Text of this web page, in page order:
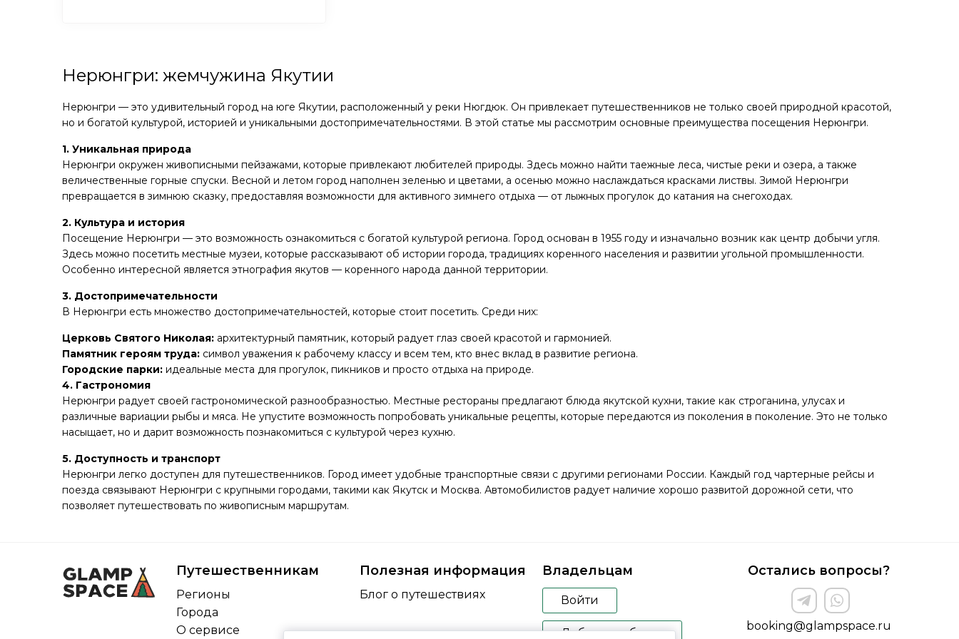
Нерюнгри: жемчужина Якутии
Нерюнгри — это удивительный город на юге Якутии, расположенный у реки Нюгдюк. Он привлекает путешественников не только своей природной красотой,
но и богатой культурой, историей и уникальными достопримечательностями. В этой статье мы рассмотрим основные преимущества посещения Нерюнгри.
1. Уникальная природа
Нерюнгри окружен живописными пейзажами, которые привлекают любителей природы. Здесь можно найти таежные леса, чистые реки и озера, а также
величественные горные спуски. Весной и летом город наполнен зеленью и цветами, а осенью можно наслаждаться красками листвы. Зимой Нерюнгри
превращается в зимнюю сказку, предоставляя возможности для активного зимнего отдыха — от лыжных прогулок до катания на снегоходах.
2. Культура и история
Посещение Нерюнгри — это возможность ознакомиться с богатой культурой региона. Город основан в 1955 году и изначально возник как центр добычи угля.
Здесь можно посетить местные музеи, которые рассказывают об истории города, традициях коренного населения и развитии угольной промышленности.
Особенно интересной является этнография якутов — коренного народа данной территории.
3. Достопримечательности
В Нерюнгри есть множество достопримечательностей, которые стоит посетить. Среди них:
Церковь Святого Николая: архитектурный памятник, который радует глаз своей красотой и гармонией.
Памятник героям труда: символ уважения к рабочему классу и всем тем, кто внес вклад в развитие региона.
Городские парки: идеальные места для прогулок, пикников и просто отдыха на природе.
4. Гастрономия
Нерюнгри радует своей гастрономической разнообразностью. Местные рестораны предлагают блюда якутской кухни, такие как строганина, улусах и
различные вариации рыбы и мяса. Не упустите возможность попробовать уникальные рецепты, которые передаются из поколения в поколение. Это не только
насыщает, но и дарит возможность познакомиться с культурой через кухню.
5. Доступность и транспорт
Нерюнгри легко доступен для путешественников. Город имеет удобные транспортные связи с другими регионами России. Каждый год чартерные рейсы и
поезда связывают Нерюнгри с крупными городами, такими как Якутск и Москва. Автомобилистов радует наличие хорошо развитой дорожной сети, что
позволяет путешествовать по живописным маршрутам.
Путешественникам
Регионы
Города
О сервисе
Полезная информация
Блог о путешествиях
Владельцам
Войти
Добавить объект
Остались вопросы?
booking@glampspace.ru